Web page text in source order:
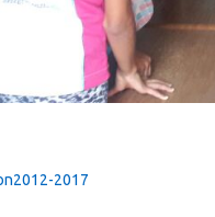
2017